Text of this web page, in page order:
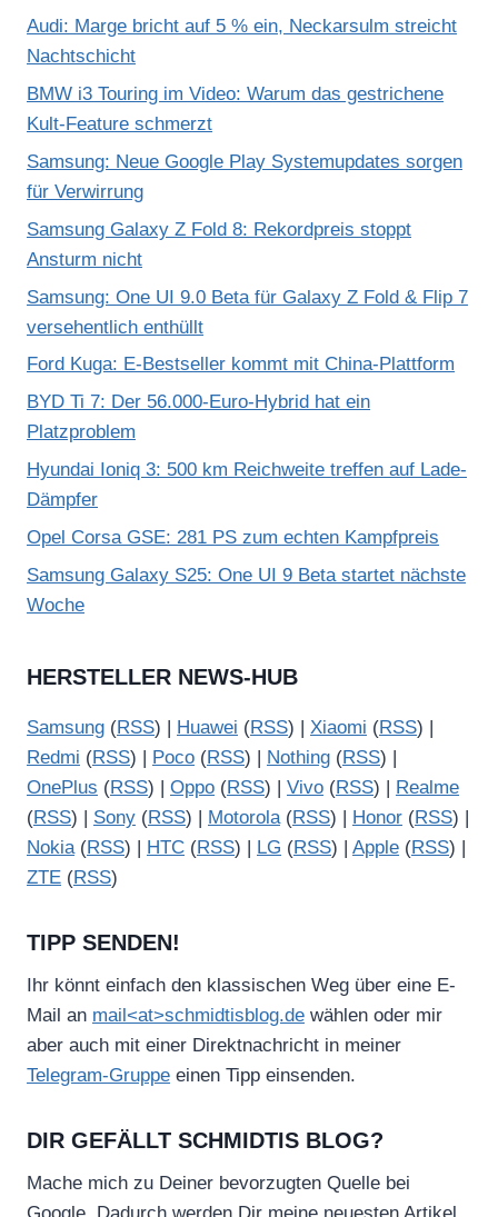
Audi: Marge bricht auf 5 % ein, Neckarsulm streicht
Nachtschicht
BMW i3 Touring im Video: Warum das gestrichene
Kult-Feature schmerzt
Samsung: Neue Google Play Systemupdates sorgen
für Verwirrung
Samsung Galaxy Z Fold 8: Rekordpreis stoppt
Ansturm nicht
Samsung: One UI 9.0 Beta für Galaxy Z Fold & Flip 7
versehentlich enthüllt
Ford Kuga: E-Bestseller kommt mit China-Plattform
BYD Ti 7: Der 56.000-Euro-Hybrid hat ein
Platzproblem
Hyundai Ioniq 3: 500 km Reichweite treffen auf Lade-
Dämpfer
Opel Corsa GSE: 281 PS zum echten Kampfpreis
Samsung Galaxy S25: One UI 9 Beta startet nächste
Woche
HERSTELLER NEWS-HUB
Samsung (RSS) | Huawei (RSS) | Xiaomi (RSS) |
Redmi (RSS) | Poco (RSS) | Nothing (RSS) |
OnePlus (RSS) | Oppo (RSS) | Vivo (RSS) |
Realme
(RSS) | Sony (RSS) | Motorola(RSS) | Honor (RSS) |
Nokia(RSS) | HTC (RSS) | LG (RSS) | Apple (RSS) |
ZTE (RSS)
TIPP SENDEN!
Ihr könnt einfach den klassischen Weg über eine E-
Mail an mail<at>schmidtisblog.de wählen oder mir
aber auch mit einer Direktnachricht in meiner
Telegram-Gruppe einen Tipp einsenden.
DIR GEFÄLLT SCHMIDTIS BLOG?
Mache mich zu Deiner bevorzugten Quelle bei